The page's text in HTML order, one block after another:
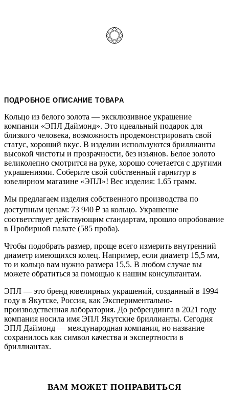
ПОДРОБНОЕ ОПИСАНИЕ ТОВАРА
Кольцо из белого золота — эксклюзивное украшение
компании «ЭПЛ Даймонд». Это идеальный подарок для
близкого человека, возможность продемонстрировать свой
статус, хороший вкус. В изделии используются бриллианты
высокой чистоты и прозрачности, без изъянов. Белое золото
великолепно смотрится на руке, хорошо сочетается с другими
украшениями. Соберите свой собственный гарнитур в
ювелирном магазине «ЭПЛ»! Вес изделия: 1.65 грамм.
Мы предлагаем изделия собственного производства по
доступным ценам: 73 940 ₽ за кольцо. Украшение
соответствует действующим стандартам, прошло опробование
в Пробирной палате (585 проба).
Чтобы подобрать размер, проще всего измерить внутренний
диаметр имеющихся колец. Например, если диаметр 15,5 мм,
то и кольцо вам нужно размера 15,5. В любом случае вы
можете обратиться за помощью к нашим консультантам.
ЭПЛ — это бренд ювелирных украшений, созданный в 1994
году в Якутске, Россия, как Экспериментально-
производственная лаборатория. До ребрендинга в 2021 году
компания носила имя ЭПЛ Якутские бриллианты. Сегодня
ЭПЛ Даймонд — международная компания, но название
сохранилось как символ качества и экспертности в
бриллиантах.
ВАМ МОЖЕТ ПОНРАВИТЬСЯ